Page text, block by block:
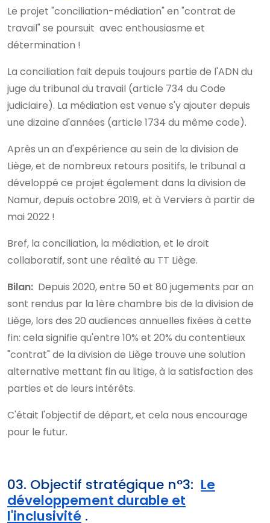
Le projet "conciliation-médiation" en "contrat de
travail" se poursuit avec enthousiasme et
détermination !
La conciliation fait depuis toujours partie de l'ADN du
juge du tribunal du travail (article 734 du Code
judiciaire). La médiation est venue s'y ajouter depuis
une dizaine d'années (article 1734 du même code).
Après un an d'expérience au sein de la division de
Liège, et de nombreux retours positifs, le tribunal a
développé ce projet également dans la division de
Namur, depuis octobre 2019, et à Verviers à partir de
mai 2022 !
Bref, la conciliation, la médiation, et le droit
collaboratif, sont une réalité au TT Liège.
Bilan: Depuis 2020, entre 50 et 80 jugements par an
sont rendus par la 1ère chambre bis de la division de
Liège, lors des 20 audiences annuelles fixées à cette
fin: cela signifie qu'entre 10% et 20% du contentieux
"contrat" de la division de Liège trouve une solution
alternative mettant fin au litige, à la satisfaction des
parties et de leurs intérêts.
C'était l'objectif de départ, et cela nous encourage
pour le futur.
03. Objectif stratégique n°3: Le
développement durable et
l'inclusivité .